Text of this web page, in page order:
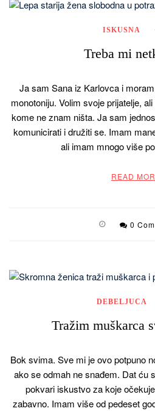
ISKUSNA
Treba mi
Ja sam Sana iz Karlovca i
monotoniju. Volim svoje prijatelje,
kome ne znam ništa. Ja sam
komunicirati i družiti se. Imam
ali imam mnogo više
READ
0
DEBELJUCA
Tražim muškarca
Bok svima. Sve mi je ovo potpuno
ako se odmah ne snađem. Dat ću
pokvari iskustvo za koje
zabavno. Imam više od pedeset